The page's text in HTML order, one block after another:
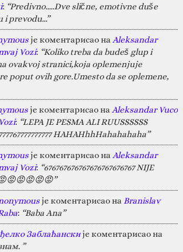
: “Predivno.....Dve slične, emotivne duše
i prevodu...”
је коментарисао на Aleksandar
Vozi: “Koliko treba da budeš glup i
ovakvoj stranici,koja oplemenjuje
poput ovih gore.Umesto da se oplemene,
је коментарисао на Aleksandar Vuco
: “LEPA JE PESMA ALI RUUSSSSSS
HAHAHhhHahahahaha”
је коментарисао на Aleksandar
Vozi: “676767676767676767676767 NIJE
је коментарисао на Branislav
: “Baba Ana”
Заблаћанскије коментарисао на
”